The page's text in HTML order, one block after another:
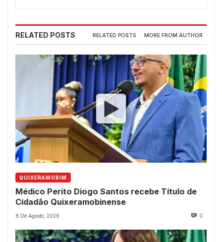
RELATED POSTS RELATED POSTS MORE FROM AUTHOR
QUIXERAMOBIM
Médico Perito Diogo Santos recebe Título de
Cidadão Quixeramobinense
8 De Agosto, 2026 0